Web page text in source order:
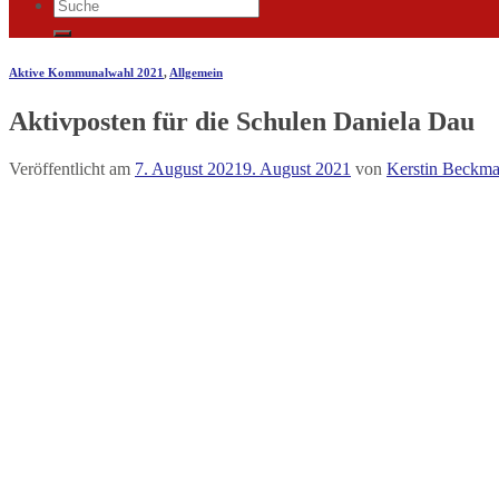
Aktive Kommunalwahl 2021, Allgemein
Aktivposten für die Schulen Daniela Dau
Veröffentlicht am 7. August 20219. August 2021 von Kerstin